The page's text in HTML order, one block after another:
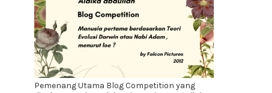
Pemenang Utama Blog Competition yang